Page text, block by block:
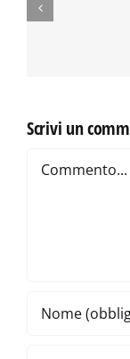
Scrivi un